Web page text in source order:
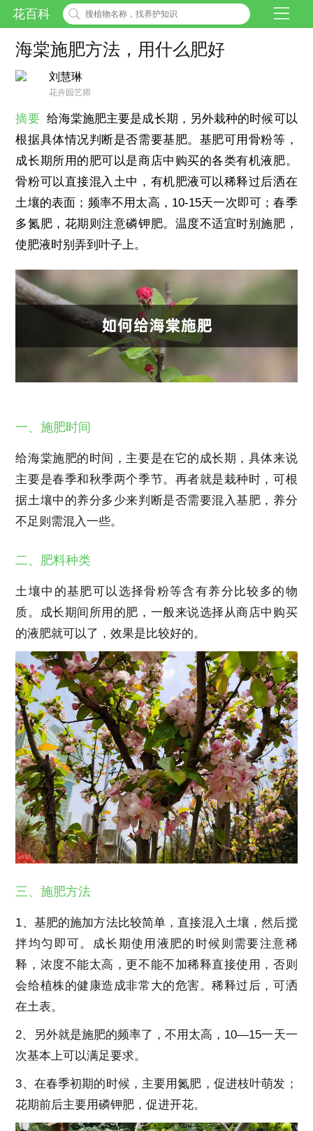
花百科
海棠施肥方法，用什么肥好
刘慧琳
花卉园艺师
摘要 给海棠施肥主要是成长期，另外栽种的时候可以
根据具体情况判断是否需要基肥。基肥可用骨粉等，
成长期所用的肥可以是商店中购买的各类有机液肥。
骨粉可以直接混入土中，有机肥液可以稀释过后洒在
土壤的表面；频率不用太高，10-15天一次即可；春季
多氮肥，花期则注意磷钾肥。温度不适宜时别施肥，
使肥液时别弄到叶子上。
一、施肥时间
给海棠施肥的时间，主要是在它的成长期，具体来说
主要是春季和秋季两个季节。再者就是栽种时，可根
据土壤中的养分多少来判断是否需要混入基肥，养分
不足则需混入一些。
二、肥料种类
土壤中的基肥可以选择骨粉等含有养分比较多的物
质。成长期间所用的肥，一般来说选择从商店中购买
的液肥就可以了，效果是比较好的。
三、施肥方法
1、基肥的施加方法比较简单，直接混入土壤，然后搅
拌均匀即可。成长期使用液肥的时候则需要注意稀
释，浓度不能太高，更不能不加稀释直接使用，否则
会给植株的健康造成非常大的危害。稀释过后，可洒
在土表。
2、另外就是施肥的频率了，不用太高，10—15一天一
次基本上可以满足要求。
3、在春季初期的时候，主要用氮肥，促进枝叶萌发；
花期前后主要用磷钾肥，促进开花。